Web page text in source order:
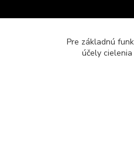
Pre základnú
účely